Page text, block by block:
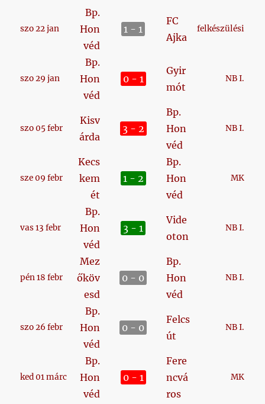
szo 22 jan
Bp.
Hon
véd
1 - 1
FC
Ajka
felkészülési
szo 29 jan
Bp.
Hon
véd
0 - 1
Gyir
mót
NB I.
szo 05 febr
Kisv
árda
3 - 2
Bp.
Hon
véd
NB I.
sze 09 febr
Kecs
kem
ét
1 - 2
Bp.
Hon
véd
MK
vas 13 febr
Bp.
Hon
véd
3 - 1
Vide
oton
NB I.
pén 18 febr
Mez
őköv
esd
0 - 0
Bp.
Hon
véd
NB I.
szo 26 febr
Bp.
Hon
véd
0 - 0
Felcs
út
NB I.
ked 01 márc
Bp.
Hon
véd
0 - 1
Fere
ncvá
ros
MK